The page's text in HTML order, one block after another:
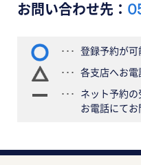
お問い合わせ先：
登録予約が可
各支店へお電
ネット予約
お電話にてお